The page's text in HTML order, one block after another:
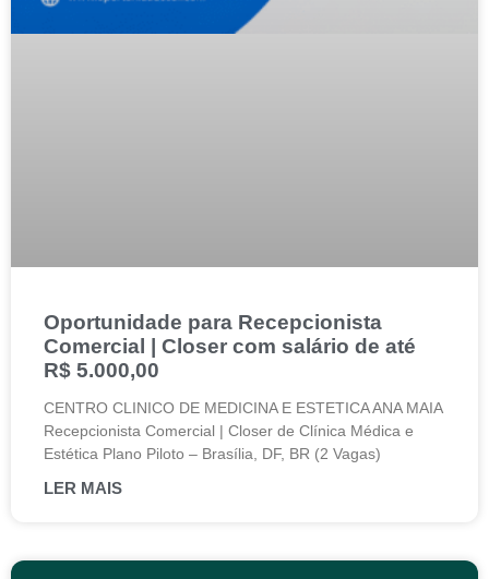
Oportunidade para Recepcionista
Comercial | Closer com salário de até
R$ 5.000,00
CENTRO CLINICO DE MEDICINA E ESTETICA ANA MAIA
Recepcionista Comercial | Closer de Clínica Médica e
Estética Plano Piloto – Brasília, DF, BR (2 Vagas)
LER MAIS